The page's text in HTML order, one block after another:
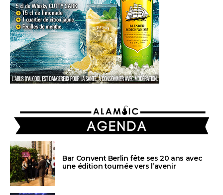
AGENDA
Bar Convent Berlin fête ses 20 ans avec
une édition tournée vers l’avenir